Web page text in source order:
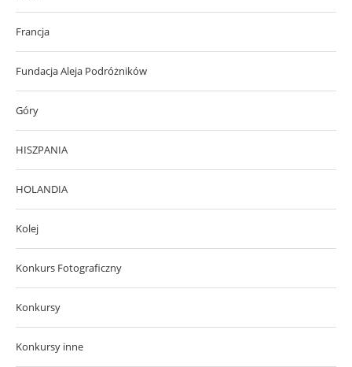
Francja
Fundacja Aleja Podróżników
Góry
HISZPANIA
HOLANDIA
Kolej
Konkurs Fotograficzny
Konkursy
Konkursy inne